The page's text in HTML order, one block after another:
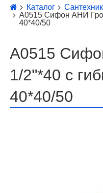
Каталог
A0515 Сифон АНИ
40*40/50
A0515
1/2"*40 с
40*40/50